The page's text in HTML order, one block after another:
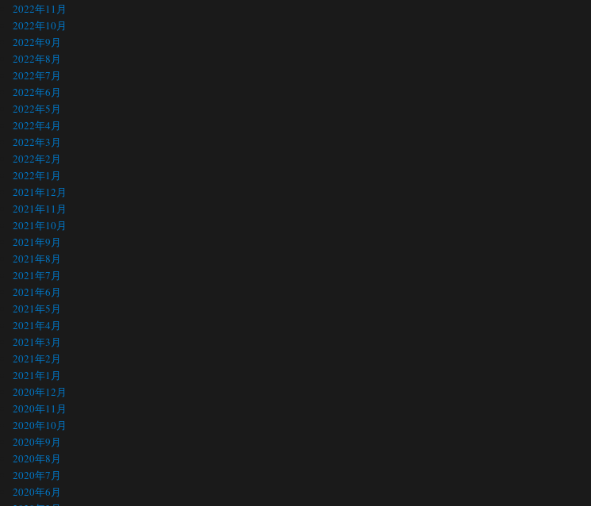
2022年11月
2022年10月
2022年9月
2022年8月
2022年7月
2022年6月
2022年5月
2022年4月
2022年3月
2022年2月
2022年1月
2021年12月
2021年11月
2021年10月
2021年9月
2021年8月
2021年7月
2021年6月
2021年5月
2021年4月
2021年3月
2021年2月
2021年1月
2020年12月
2020年11月
2020年10月
2020年9月
2020年8月
2020年7月
2020年6月